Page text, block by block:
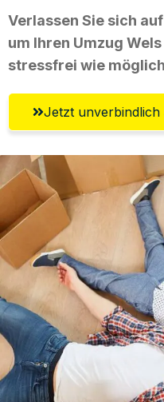
Verlassen Sie sich
um Ihren Umzug
stressfrei wie
Jetzt unverbindlich